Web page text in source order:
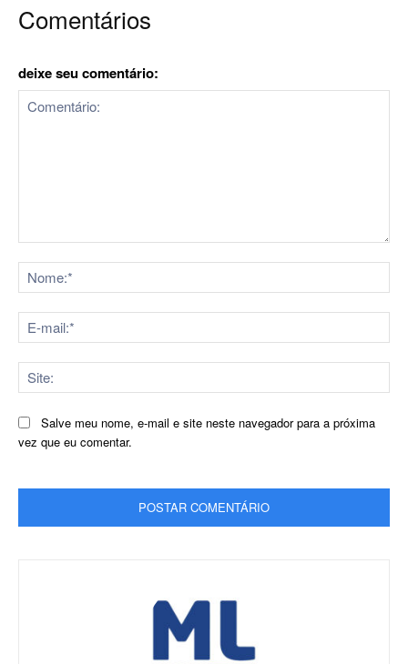
Comentários
deixe seu comentário:
Salve meu nome, e-mail e site neste navegador para a próxima
vez que eu comentar.